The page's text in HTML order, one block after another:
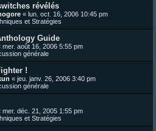
révélés
« lun. oct. 16, 2006 10:45 pm
et Stratégies
Guide
mer. août 16, 2006 5:55 pm
générale
!
« jeu. janv. 26, 2006 3:40 pm
générale
mer. déc. 21, 2005 1:55 pm
et Stratégies